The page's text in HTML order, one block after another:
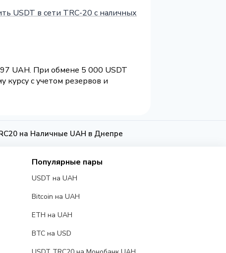
USDT в сети TRC-20 с наличных
UAH. При обмене 5 000 USDT
с учетом резервов и
на Наличные UAH в Днепре
Популярные пары
USDT на UAH
Bitcoin на UAH
ETH на UAH
BTC на USD